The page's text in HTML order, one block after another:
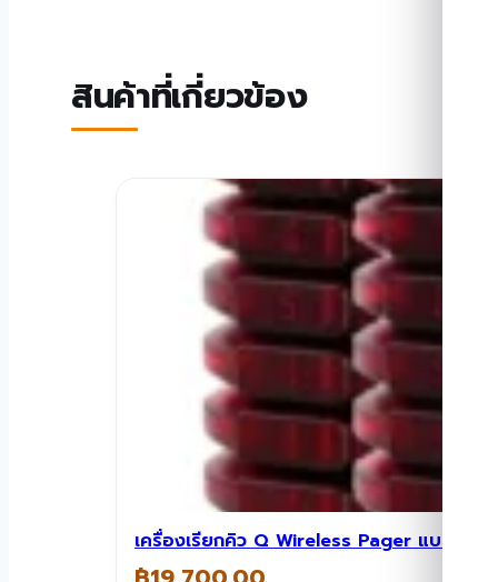
สินค้าที่เกี่ยวข้อง
เครื่องเรียกคิว Q Wireless Pager แบบกลม